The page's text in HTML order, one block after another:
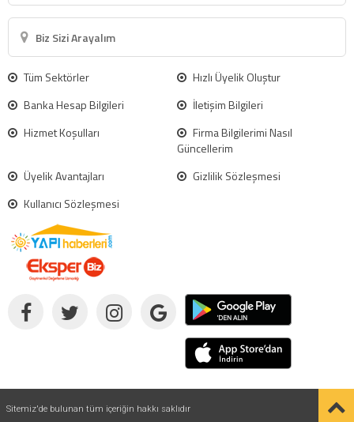
Biz Sizi Arayalım
Tüm Sektörler
Hızlı Üyelik Oluştur
Banka Hesap Bilgileri
İletişim Bilgileri
Hizmet Koşulları
Firma Bilgilerimi Nasıl
Güncellerim
Üyelik Avantajları
Gizlilik Sözleşmesi
Kullanıcı Sözleşmesi
Sitemiz'de bulunan tüm içeriğin hakkı saklıdır